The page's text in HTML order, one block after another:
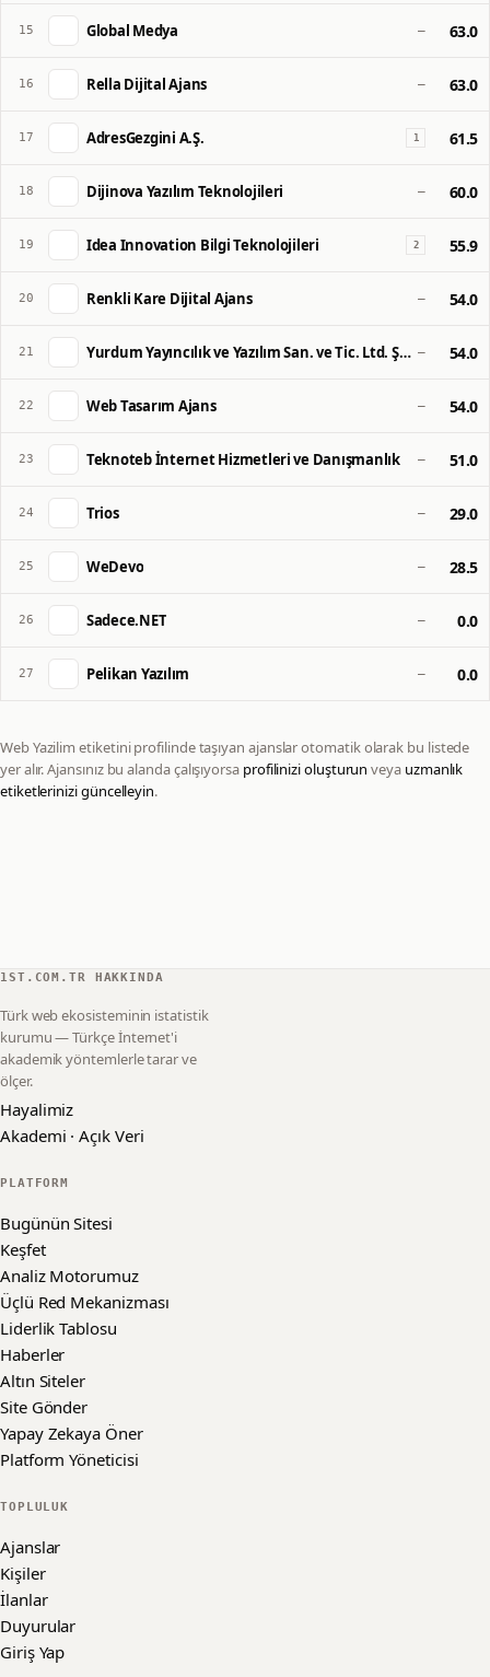
15 Global Medya — 63.0
16 Rella Dijital Ajans — 63.0
17 AdresGezgini A.Ş. 1 61.5
18 Dijinova Yazılım Teknolojileri — 60.0
19 Idea Innovation Bilgi Teknolojileri 2 55.9
20 Renkli Kare Dijital Ajans — 54.0
21 Yurdum Yayıncılık ve Yazılım San. ve Tic. Ltd. Şti. — 54.0
22 Web Tasarım Ajans — 54.0
23 Teknoteb İnternet Hizmetleri ve Danışmanlık — 51.0
24 Trios — 29.0
25 WeDevo — 28.5
26 Sadece.NET — 0.0
27 Pelikan Yazılım — 0.0
Web Yazilim etiketini profilinde taşıyan ajanslar otomatik olarak bu listede
yer alır. Ajansınız bu alanda çalışıyorsa profilinizi oluşturun veya uzmanlık
etiketlerinizi güncelleyin.
1ST.COM.TR HAKKINDA
Türk web ekosisteminin istatistik
kurumu — Türkçe İnternet'i
akademik yöntemlerle tarar ve
ölçer.
Hayalimiz
Akademi · Açık Veri
PLATFORM
Bugünün Sitesi
Keşfet
Analiz Motorumuz
Üçlü Red Mekanizması
Liderlik Tablosu
Haberler
Altın Siteler
Site Gönder
Yapay Zekaya Öner
Platform Yöneticisi
TOPLULUK
Ajanslar
Kişiler
İlanlar
Duyurular
Giriş Yap